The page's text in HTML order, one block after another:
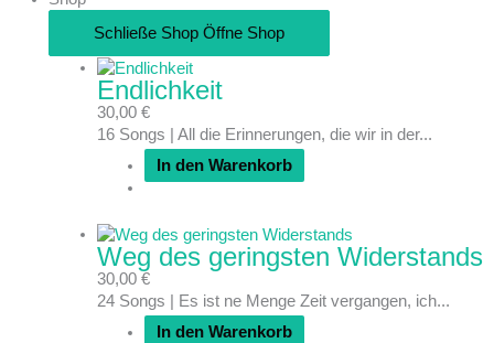
Schließe Shop Öffne Shop
Endlichkeit
30,00 €
16 Songs | All die Erinnerungen, die wir in der...
In den Warenkorb
Weg des geringsten Widerstands
30,00 €
24 Songs | Es ist ne Menge Zeit vergangen, ich...
In den Warenkorb